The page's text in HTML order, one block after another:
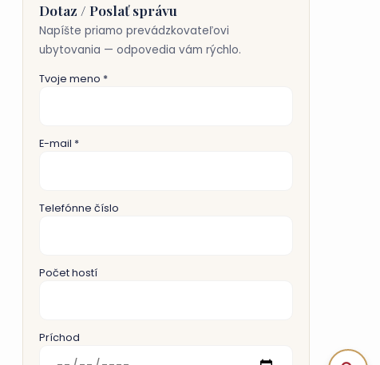
Dotaz / Poslať správu
Napíšte priamo prevádzkovateľovi
ubytovania — odpovedia vám rýchlo.
Tvoje meno *
E-mail *
Telefónne číslo
Počet hostí
Príchod